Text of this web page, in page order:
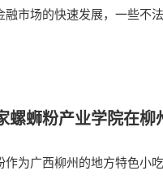
融市场的快速发展，一些不
螺蛳粉产业学院在柳
作为广西柳州的地方特色小